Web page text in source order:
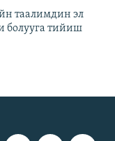
таалимдин эл
болууга тийиш